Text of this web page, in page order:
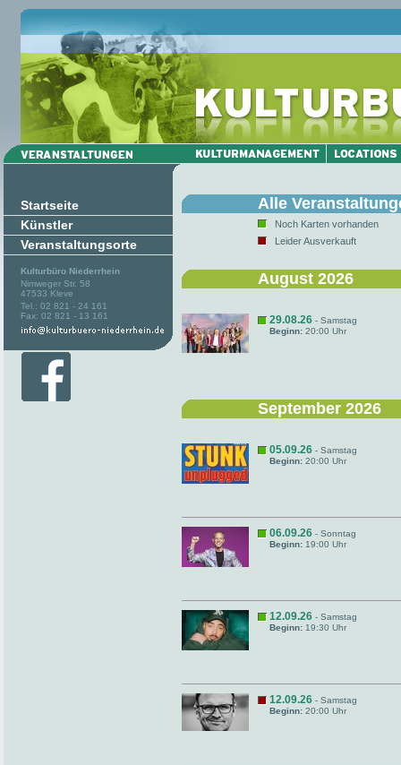
Startseite
Künstler
Veranstaltungsorte
Kulturbüro Niederrhein
Nimweger Str. 58
47533 Kleve
Tel.: 02 821 - 24 161
Fax: 02 821 - 13 161
Alle
Noch Karten vorhanden
Leider Ausverkauft
August 2026
29.08.26 - Samstag
Beginn: 20:00 Uhr
September 2026
05.09.26 - Samstag
Beginn: 20:00 Uhr
06.09.26 - Sonntag
Beginn: 19:00 Uhr
12.09.26 - Samstag
Beginn: 19:30 Uhr
12.09.26 - Samstag
Beginn: 20:00 Uhr